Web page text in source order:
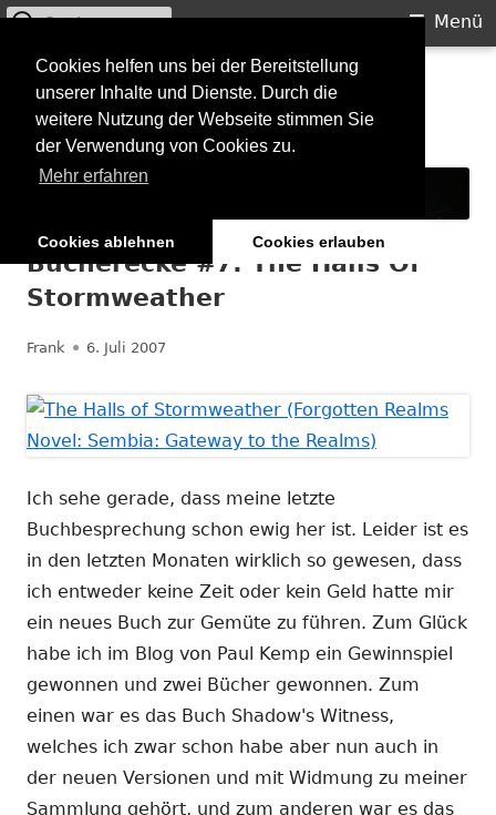
Cookies helfen uns bei der Bereitstellung
unserer Inhalte und Dienste. Durch die
weitere Nutzung der Webseite stimmen Sie
der Verwendung von Cookies zu.
Mehr erfahren
Cookies ablehnen Cookies erlauben
Springe
Inhalt
Starkilla
Konzertberichte und mehr
Primäres
Menü
Menü
Suchen
Bücherecke #7: The Halls Of
Stormweather
Autor
Frank Veröffentlicht
6. Juli 2007
Ich sehe gerade, dass meine letzte
Buchbesprechung schon ewig her ist. Leider ist es
in den letzten Monaten wirklich so gewesen, dass
ich entweder keine Zeit oder kein Geld hatte mir
ein neues Buch zur Gemüte zu führen. Zum Glück
habe ich im Blog von Paul Kemp ein Gewinnspiel
gewonnen und zwei Bücher gewonnen. Zum
einen war es das Buch Shadow's Witness,
welches ich zwar schon habe aber nun auch in
der neuen Versionen und mit Widmung zu meiner
Sammlung gehört, und zum anderen war es das